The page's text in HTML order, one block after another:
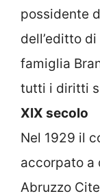
possidente
dell’editto
famiglia
tutti i diritti
XIX secolo
Nel 1929 il
accorpato a
Abruzzo